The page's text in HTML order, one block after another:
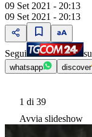
09 Set 2021 - 20:13
09 Set 2021 - 20:13
Segui su
whatsapp discover
1 di 39
Avvia slideshow